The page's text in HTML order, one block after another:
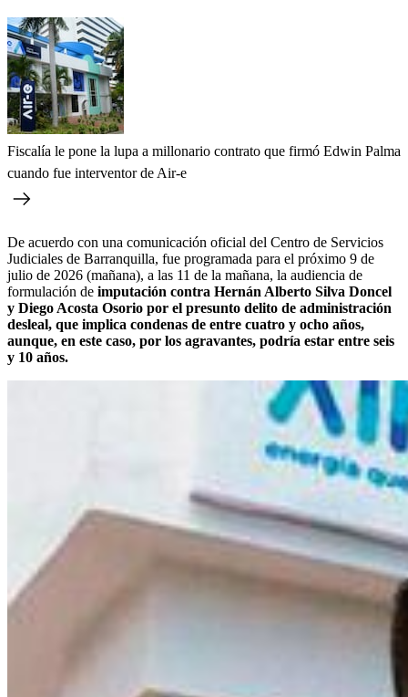
Fiscalía le pone la lupa a millonario contrato que firmó Edwin Palma
cuando fue interventor de Air-e
De acuerdo con una comunicación oficial del Centro de Servicios
Judiciales de Barranquilla, fue programada para el próximo 9 de
julio de 2026 (mañana), a las 11 de la mañana, la audiencia de
formulación de imputación contra Hernán Alberto Silva Doncel
y Diego Acosta Osorio por el presunto delito de administración
desleal, que implica condenas de entre cuatro y ocho años,
aunque, en este caso, por los agravantes, podría estar entre seis
y 10 años.